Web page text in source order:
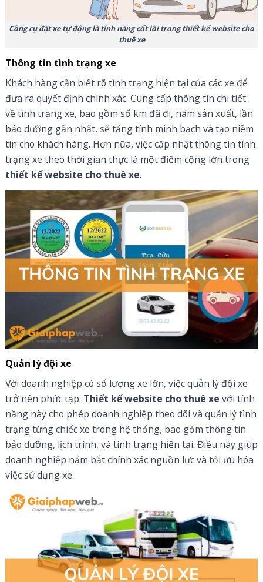
Công cụ đặt xe tự động là tính năng cốt lõi trong thiết kế website cho
thuê xe
Thông tin tình trạng xe
Khách hàng cần biết rõ tình trạng hiện tại của các xe để
đưa ra quyết định chính xác. Cung cấp thông tin chi tiết
về tình trạng xe, bao gồm số km đã đi, năm sản xuất, lần
bảo dưỡng gần nhất, sẽ tăng tính minh bạch và tạo niềm
tin cho khách hàng. Hơn nữa, việc cập nhật thông tin tình
trạng xe theo thời gian thực là một điểm cộng lớn trong
thiết kế website cho thuê xe.
Quản lý đội xe
Với doanh nghiệp có số lượng xe lớn, việc quản lý đội xe
trở nên phức tạp. Thiết kế website cho thuê xe với tính
năng này cho phép doanh nghiệp theo dõi và quản lý tình
trạng từng chiếc xe trong hệ thống, bao gồm thông tin
bảo dưỡng, lịch trình, và tình trạng hiện tại. Điều này giúp
doanh nghiệp nắm bắt chính xác nguồn lực và tối ưu hóa
việc sử dụng xe.